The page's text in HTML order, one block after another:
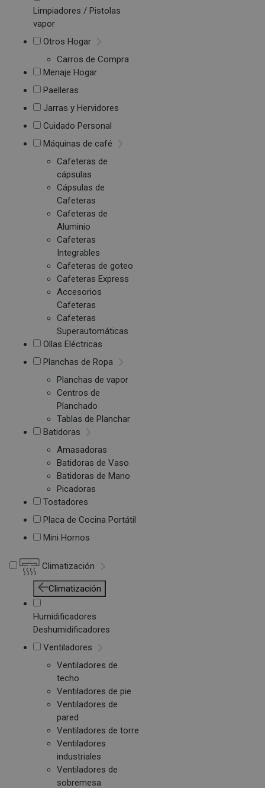
Limpiadores / Pistolas
vapor
Otros Hogar
Carros de Compra
Menaje Hogar
Paelleras
Jarras y Hervidores
Cuidado Personal
Máquinas de café
Cafeteras de
cápsulas
Cápsulas de
Cafeteras
Cafeteras de
Aluminio
Cafeteras
Integrables
Cafeteras de goteo
Cafeteras Express
Accesorios
Cafeteras
Cafeteras
Superautomáticas
Ollas Eléctricas
Planchas de Ropa
Planchas de vapor
Centros de
Planchado
Tablas de Planchar
Batidoras
Amasadoras
Batidoras de Vaso
Batidoras de Mano
Picadoras
Tostadores
Placa de Cocina Portátil
Mini Hornos
Climatización
Climatización
Humidificadores
Deshumidificadores
Ventiladores
Ventiladores de
techo
Ventiladores de pie
Ventiladores de
pared
Ventiladores de torre
Ventiladores
industriales
Ventiladores de
sobremesa